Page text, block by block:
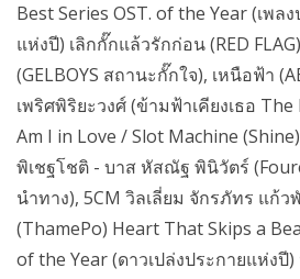
Best Series OST. of the Year (เพล
แห่งปี) เลิกกั๊กแล้วรักก่อน (RED
(GELBOYS สถานะกั๊กใจ), เหนือฟ้า
เพริศพิริยะวงศ์ (ข้ามฟ้าเคียงเธอ
Am I in Love / Slot Machine
พิเชฐโชติ - บาส หัสณัฐ พินิวัตร์
นำทาง), 5CM วิลเลี่ยม จักรภัทร แก้
(ThamePo) Heart That Skips a
of the Year (ดาวเปล่งประกายแห่ง